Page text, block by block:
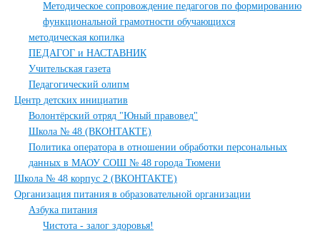
Методическое сопровождение педагогов по формированию
функциональной грамотности обучающихся
методическая копилка
ПЕДАГОГ и НАСТАВНИК
Учительская газета
Педагогический олипм
Центр детских инициатив
Волонтёрский отряд "Юный правовед"
Школа № 48 (ВКОНТАКТЕ)
Политика оператора в отношении обработки персональных
данных в МАОУ СОШ № 48 города Тюмени
Школа № 48 корпус 2 (ВКОНТАКТЕ)
Организация питания в образовательной организации
Азбука питания
Чистота - залог здоровья!